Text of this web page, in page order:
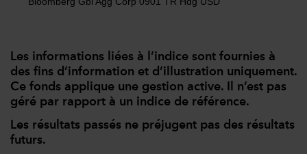
Les informations liées à l’indice sont fournies à
des fins d’information et d’illustration uniquement.
Ce fonds applique une gestion active. Il n’est pas
géré par rapport à un indice de référence.
Les résultats passés ne préjugent pas des résultats
futurs.